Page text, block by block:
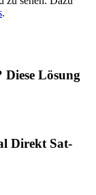
.
Lösung
Direkt Sat-